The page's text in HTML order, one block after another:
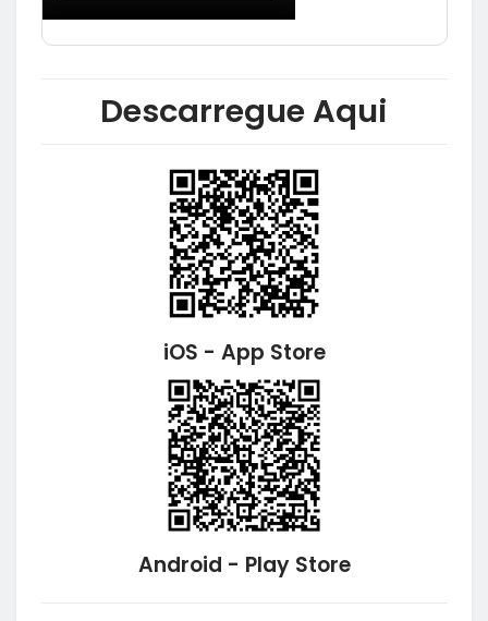
Descarregue Aqui
iOS - App Store
Android - Play Store